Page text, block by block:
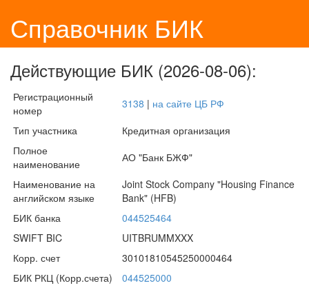
Справочник БИК
Действующие БИК (2026-08-06):
Регистрационный
номер
3138 | на сайте ЦБ РФ
Тип участника
Кредитная организация
Полное
наименование
АО "Банк БЖФ"
Наименование на
английском языке
Joint Stock Company "Housing Finance
Bank" (HFB)
БИК банка
044525464
SWIFT BIC
UITBRUMMXXX
Корр. счет
30101810545250000464
БИК РКЦ (Корр.счета)
044525000